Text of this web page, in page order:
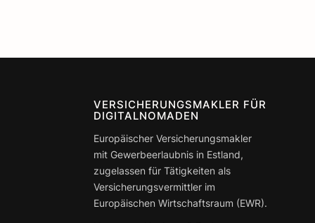
VERSICHERUNGSMAKLER FÜR
DIGITALNOMADEN
Europäischer Versicherungsmakler
mit Gewerbeerlaubnis in Estland,
zugelassen für Tätigkeiten als
Versicherungsvermittler im
Europäischen Wirtschaftsraum (EWR).